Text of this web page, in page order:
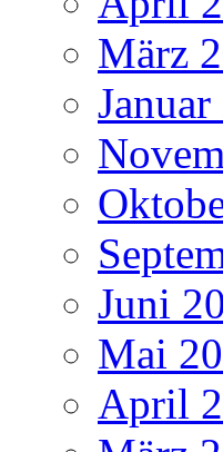
März
Juni
Mai
April